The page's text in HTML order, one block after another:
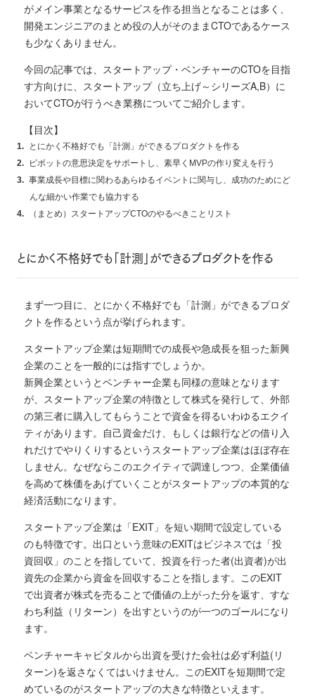
がメイン事業となるサービスを作る担当となることは多く、
開発エンジニアのまとめ役の人がそのままCTOであるケース
も少なくありません。
今回の記事では、スタートアップ・ベンチャーのCTOを目指
す方向けに、スタートアップ（立ち上げ～シリーズA,B）に
おいてCTOが行うべき業務についてご紹介します。
【目次】
とにかく不格好でも「計測」ができるプロダクトを作る
ピボットの意思決定をサポートし、素早くMVPの作り変えを行う
事業成長や目標に関わるあらゆるイベントに関与し、成功のためにど
んな細かい作業でも協力する
（まとめ）スタートアップCTOのやるべきことリスト
とにかく不格好でも「計測」ができるプロダクトを作る
まず一つ目に、 とにかく不格好でも「計測」ができるプロダ
クトを作るという点が挙げられます。
スタートアップ企業は短期間での成長や急成長を狙った新興
企業のことを一般的には指すでしょうか。
新興企業というとベンチャー企業も同様の意味となります
が、スタートアップ企業の特徴として株式を発行して、外部
の第三者に購入してもらうことで資金を得るいわゆるエクイ
ティがあります。自己資金だけ、もしくは銀行などの借り入
れだけでやりくりするというスタートアップ企業はほぼ存在
しません。なぜならこのエクイティで調達しつつ、企業価値
を高めて株価をあげていくことがスタートアップの本質的な
経済活動になります。
スタートアップ企業は「EXIT」を短い期間で設定している
のも特徴です。出口という意味のEXITはビジネスでは「投
資回収」のことを指していて、投資を行った者(出資者)が出
資先の企業から資金を回収することを指します。このEXIT
で出資者が株式を売ることで価値の上がった分を返す、すな
わち利益（リターン）を出すというのが一つのゴールになり
ます。
ベンチャーキャピタルから出資を受けた会社は必ず利益(リ
ターン)を返さなくてはいけません。このEXITを短期間で定
めているのがスタートアップの大きな特徴といえます。